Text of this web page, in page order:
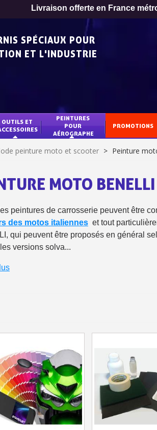
Livraison offerte en France
Inscription à la
Livraison sous 24
Livraison offerte en France
Paiement en 4x sans
Réduction de 5€ sur la
10€ de bon d'achat
Inscription à la
Livraison sous 24
SPÉCIAUX POUR
ET L'INDUSTRIE
OUTILS ET
PEINTURES
POUR
AÉROGRAPHE
PROMOTIONS
peinture moto et scooter > Peinture
MOTO BENELLI
peintures de carrosserie peuvent être
des motos italiennes et tout
qui peuvent être proposés en général
versions solva...